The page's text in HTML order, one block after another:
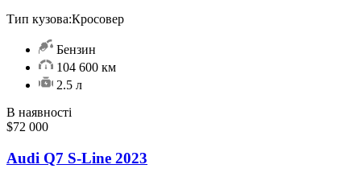
Тип кузова:Кросовер
Бензин
104 600 км
2.5 л
В наявності
$72 000
Audi Q7 S-Line 2023